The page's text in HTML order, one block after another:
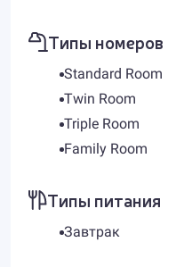
Типы номеров
Standard Room
Twin Room
Triple Room
Family Room
Типы питания
Завтрак